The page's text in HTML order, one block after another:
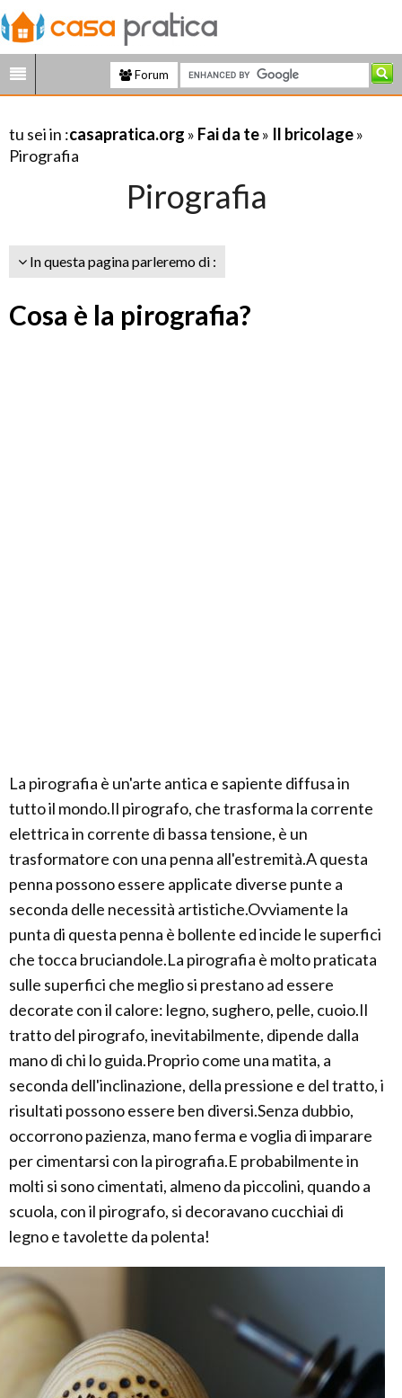
Forum
tu sei in :casapratica.org » Fai da te» Il bricolage»
Pirografia
Pirografia
In questa pagina parleremo di :
Cosa è la pirografia?
La pirografia è un'arte antica e sapiente diffusa in
tutto il mondo.Il pirografo, che trasforma la corrente
elettrica in corrente di bassa tensione, è un
trasformatore con una penna all'estremità.A questa
penna possono essere applicate diverse punte a
seconda delle necessità artistiche.Ovviamente la
punta di questa penna è bollente ed incide le superfici
che tocca bruciandole.La pirografia è molto praticata
sulle superfici che meglio si prestano ad essere
decorate con il calore: legno, sughero, pelle, cuoio.Il
tratto del pirografo, inevitabilmente, dipende dalla
mano di chi lo guida.Proprio come una matita, a
seconda dell'inclinazione, della pressione e del tratto, i
risultati possono essere ben diversi.Senza dubbio,
occorrono pazienza, mano ferma e voglia di imparare
per cimentarsi con la pirografia.E probabilmente in
molti si sono cimentati, almeno da piccolini, quando a
scuola, con il pirografo, si decoravano cucchiai di
legno e tavolette da polenta!